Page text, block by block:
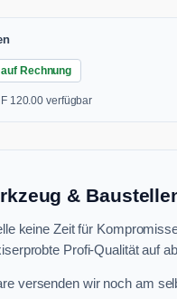
auf Rechnung
120.00 verfügbar
&
keine Zeit für
Profi-Qualität auf
versenden wir noch am